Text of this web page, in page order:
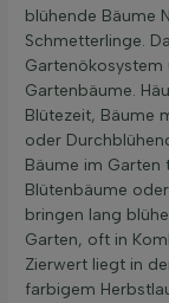
blühende Bäume
Schmetterlinge.
Gartenbäume.
Blütezeit, Bäume
oder
Bäume im Garten
Blütenbäume
bringen lang
Garten, oft in
Zierwert liegt in
farbigem